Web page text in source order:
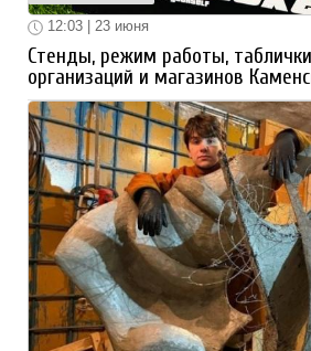
12:03 | 23 июня
Стенды, режим работы,
организаций и магазинов